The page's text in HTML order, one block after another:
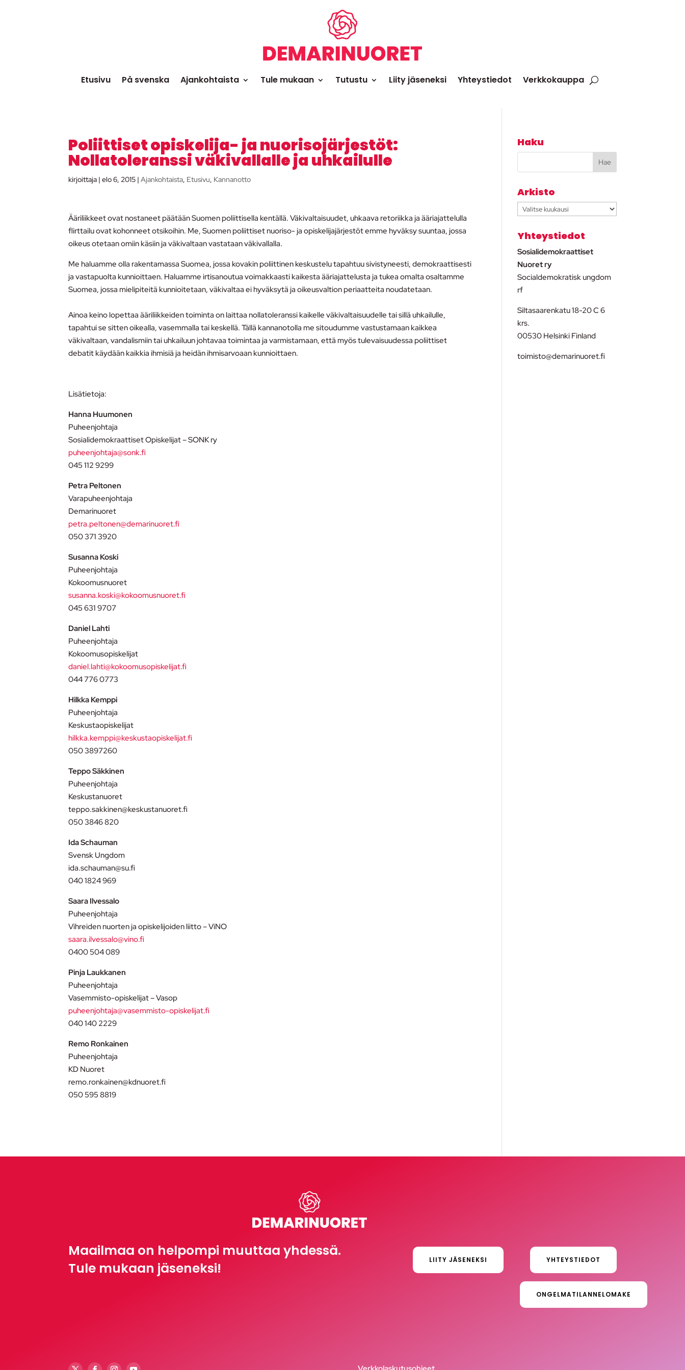
Etusivu På svenska Ajankohtaista Tule mukaan Tutustu Liity jäseneksi Yhteystiedot Verkkokauppa
Poliittiset opiskelija- ja nuorisojärjestöt:
Nollatoleranssi väkivallalle ja uhkailulle
kirjoittaja |elo 6, 2015 |Ajankohtaista, Etusivu, Kannanotto
Ääriliikkeet ovat nostaneet päätään Suomen poliittisella kentällä. Väkivaltaisuudet, uhkaava retoriikka ja ääriajattelulla
flirttailu ovat kohonneet otsikoihin. Me, Suomen poliittiset nuoriso- ja opiskelijajärjestöt emme hyväksy suuntaa, jossa
oikeus otetaan omiin käsiin ja väkivaltaan vastataan väkivallalla.
Me haluamme olla rakentamassa Suomea, jossa kovakin poliittinen keskustelu tapahtuu sivistyneesti, demokraattisesti
ja vastapuolta kunnioittaen. Haluamme irtisanoutua voimakkaasti kaikesta ääriajattelusta ja tukea omalta osaltamme
Suomea, jossa mielipiteitä kunnioitetaan, väkivaltaa ei hyväksytä ja oikeusvaltion periaatteita noudatetaan.
Ainoa keino lopettaa ääriliikkeiden toiminta on laittaa nollatoleranssi kaikelle väkivaltaisuudelle tai sillä uhkailulle,
tapahtui se sitten oikealla, vasemmalla tai keskellä. Tällä kannanotolla me sitoudumme vastustamaan kaikkea
väkivaltaan, vandalismiin tai uhkailuun johtavaa toimintaa ja varmistamaan, että myös tulevaisuudessa poliittiset
debatit käydään kaikkia ihmisiä ja heidän ihmisarvoaan kunnioittaen.
Lisätietoja:
Hanna Huumonen
Puheenjohtaja
Sosialidemokraattiset Opiskelijat – SONK ry
puheenjohtaja@sonk.fi
045 112 9299
Petra Peltonen
Varapuheenjohtaja
Demarinuoret
petra.peltonen@demarinuoret.fi
050 371 3920
Susanna Koski
Puheenjohtaja
Kokoomusnuoret
susanna.koski@kokoomusnuoret.fi
045 631 9707
Daniel Lahti
Puheenjohtaja
Kokoomusopiskelijat
daniel.lahti@kokoomusopiskelijat.fi
044 776 0773
Hilkka Kemppi
Puheenjohtaja
Keskustaopiskelijat
hilkka.kemppi@keskustaopiskelijat.fi
050 3897260
Teppo Säkkinen
Puheenjohtaja
Keskustanuoret
teppo.sakkinen@keskustanuoret.fi
050 3846 820
Ida Schauman
Svensk Ungdom
ida.schauman@su.fi
040 1824 969
Saara Ilvessalo
Puheenjohtaja
Vihreiden nuorten ja opiskelijoiden liitto – ViNO
saara.ilvessalo@vino.fi
0400 504 089
Pinja Laukkanen
Puheenjohtaja
Vasemmisto-opiskelijat – Vasop
puheenjohtaja@vasemmisto-opiskelijat.fi
040 140 2229
Remo Ronkainen
Puheenjohtaja
KD Nuoret
remo.ronkainen@kdnuoret.fi
050 595 8819
Haku
Arkisto
Arkisto
Yhteystiedot
Sosialidemokraattiset
Nuoret ry
Socialdemokratisk ungdom
rf
Siltasaarenkatu 18-20 C 6
krs.
00530 Helsinki Finland
toimisto@demarinuoret.fi
Maailmaa on helpompi muuttaa yhdessä.
Tule mukaan jäseneksi!
LIITY JÄSENEKSI YHTEYSTIEDOT
ONGELMATILANNELOMAKE